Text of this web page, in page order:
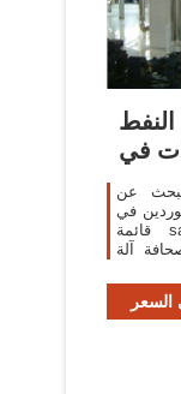
عن
في
قائمة sa.Made-in-China.com. ... تسخين آلة
آلة